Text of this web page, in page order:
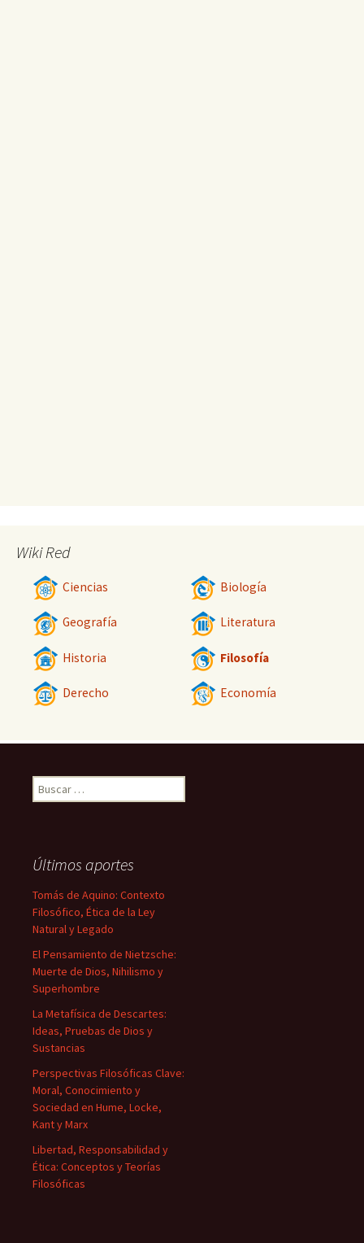
Wiki Red
Ciencias Biología
Geografía Literatura
Historia Filosofía
Derecho Economía
Buscar:
Últimos aportes
Tomás de Aquino: Contexto
Filosófico, Ética de la Ley
Natural y Legado
El Pensamiento de Nietzsche:
Muerte de Dios, Nihilismo y
Superhombre
La Metafísica de Descartes:
Ideas, Pruebas de Dios y
Sustancias
Perspectivas Filosóficas Clave:
Moral, Conocimiento y
Sociedad en Hume, Locke,
Kant y Marx
Libertad, Responsabilidad y
Ética: Conceptos y Teorías
Filosóficas